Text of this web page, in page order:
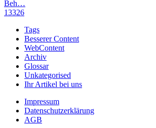
Beh…
13326
Tags
Besserer Content
WebContent
Archiv
Glossar
Unkategorised
Ihr Artikel bei uns
Impressum
Datenschutzerklärung
AGB